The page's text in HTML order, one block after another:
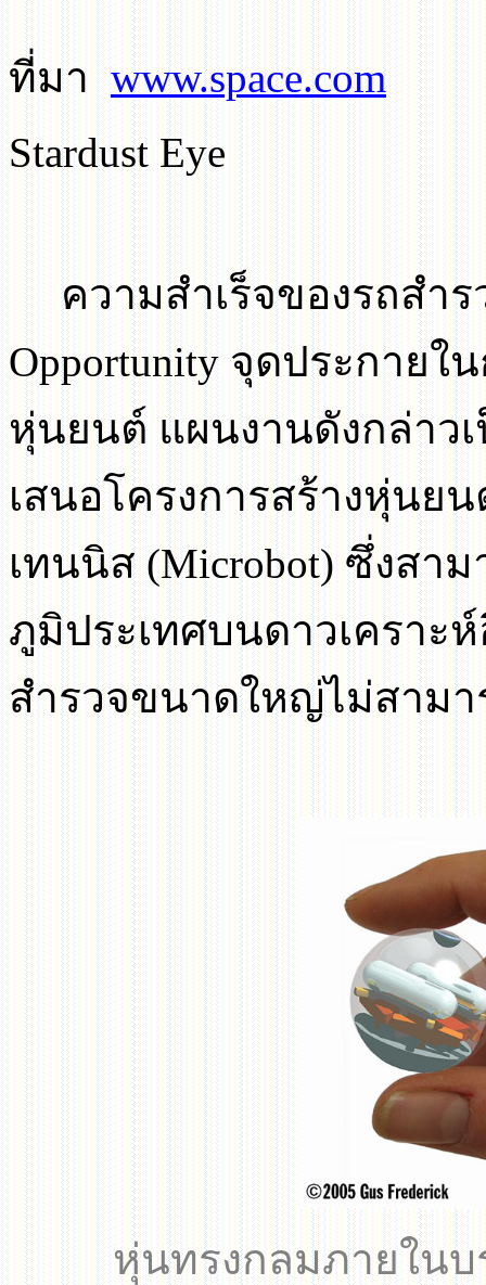
ที่มาwww.space.com
Stardust Eye
ความสำเร็จของรถสำ
Opportunityจุดประกายใ
หุ่นยนต์ แผนงานดังกล่าว
เสนอโครงการสร้างหุ่นย
เทนนิส (Microbot)ซึ่งสาม
ภูมิประเทศบนดาวเคราะ
สำรวจขนาดใหญ่ไม่สามา
หุ่นทรงกลมภายในบ